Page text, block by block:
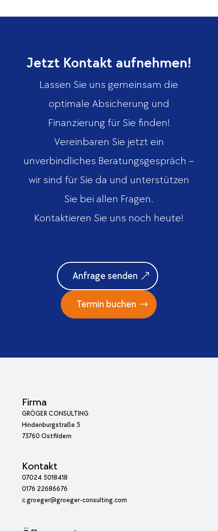
Jetzt Kontakt aufnehmen!
Lassen Sie uns gemeinsam die
optimale Absicherung und
Finanzierung für Sie finden!
Vereinbaren Sie jetzt ein
unverbindliches Beratungsgespräch –
wir sind für Sie da und unterstützen
Sie bei allen Fragen.
Kontaktieren Sie uns noch heute!
Anfrage senden
Termin buchen
Firma
GRÖGER CONSULTING
Hindenburgstraße 5
73760 Ostfildern
Kontakt
07024 5018418
0176 22686676
c.groeger@groeger-consulting.com